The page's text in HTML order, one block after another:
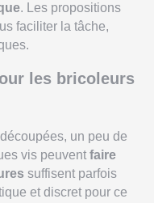
. Les propositions
faciliter la tâche,
les bricoleurs
un peu de
vis peuvent faire
suffisent parfois
et discret pour ce